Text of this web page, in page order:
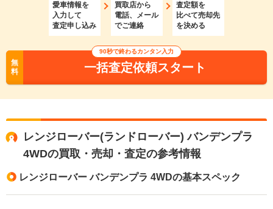
愛車情報を
入力して
査定申し込み
買取店から
電話、メール
でご連絡
査定額を
比べて売却先
を決める
無
料
90秒で終わるカンタン入力
一括査定依頼スタート
レンジローバー(ランドローバー) バンデンプラ
4WDの買取・売却・査定の参考情報
レンジローバー バンデンプラ 4WDの基本スペック